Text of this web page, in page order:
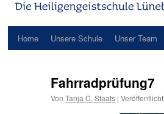
Home Unsere Schule Unser Team
Fahrradprüfung7
Von Tanja C. Staats | Veröffentlicht